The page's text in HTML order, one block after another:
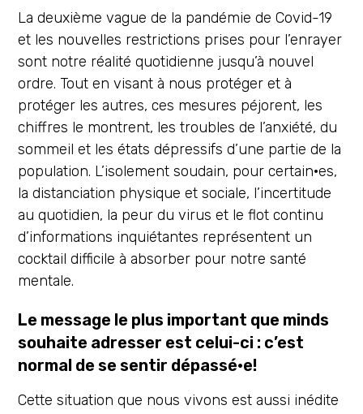
La deuxième vague de la pandémie de Covid-19
et les nouvelles restrictions prises pour l’enrayer
sont notre réalité quotidienne jusqu’à nouvel
ordre. Tout en visant à nous protéger et à
protéger les autres, ces mesures péjorent, les
chiffres le montrent, les troubles de l’anxiété, du
sommeil et les états dépressifs d’une partie de la
population. L’isolement soudain, pour certain·es,
la distanciation physique et sociale, l’incertitude
au quotidien, la peur du virus et le flot continu
d’informations inquiétantes représentent un
cocktail difficile à absorber pour notre santé
mentale.
Le message le plus important que minds
souhaite adresser est celui-ci : c’est
normal de se sentir dépassé·e!
Cette situation que nous vivons est aussi inédite